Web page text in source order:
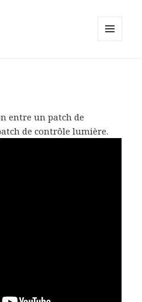
entre un patch de
de contrôle lumière.